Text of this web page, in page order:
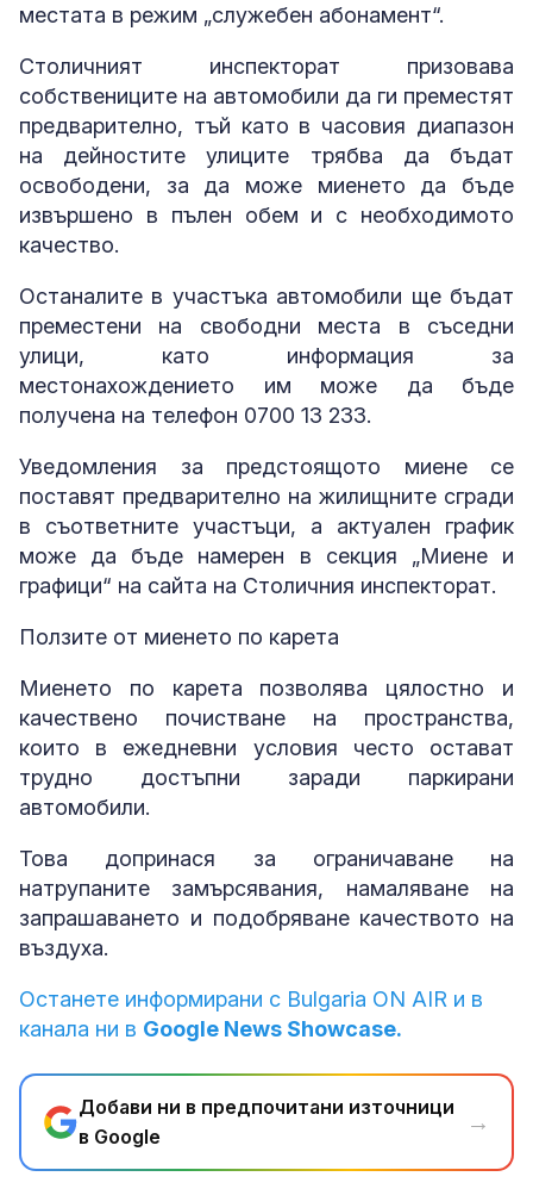
местата в режим „служебен абонамент“.
Столичният инспекторат призовава
собствениците на автомобили да ги преместят
предварително, тъй като в часовия диапазон
на дейностите улиците трябва да бъдат
освободени, за да може миенето да бъде
извършено в пълен обем и с необходимото
качество.
Останалите в участъка автомобили ще бъдат
преместени на свободни места в съседни
улици, като информация за
местонахождението им може да бъде
получена на телефон 0700 13 233.
Уведомления за предстоящото миене се
поставят предварително на жилищните сгради
в съответните участъци, а актуален график
може да бъде намерен в секция „Миене и
графици“ на сайта на Столичния инспекторат.
Ползите от миенето по карета
Миенето по карета позволява цялостно и
качествено почистване на пространства,
които в ежедневни условия често остават
трудно достъпни заради паркирани
автомобили.
Това допринася за ограничаване на
натрупаните замърсявания, намаляване на
запрашаването и подобряване качеството на
въздуха.
Останете информирани с Bulgaria ON AIR и в
канала ни в Google News Showcase.
Добави ни в предпочитани източници
в Google
→